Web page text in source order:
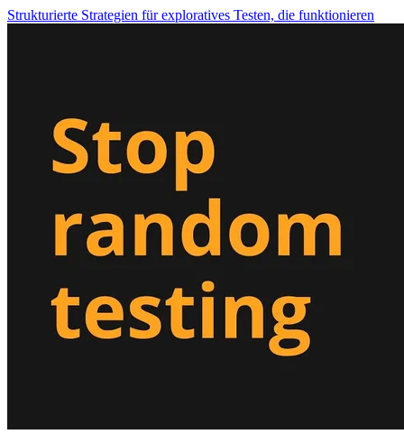
Strukturierte Strategien für exploratives Testen, die funktionieren